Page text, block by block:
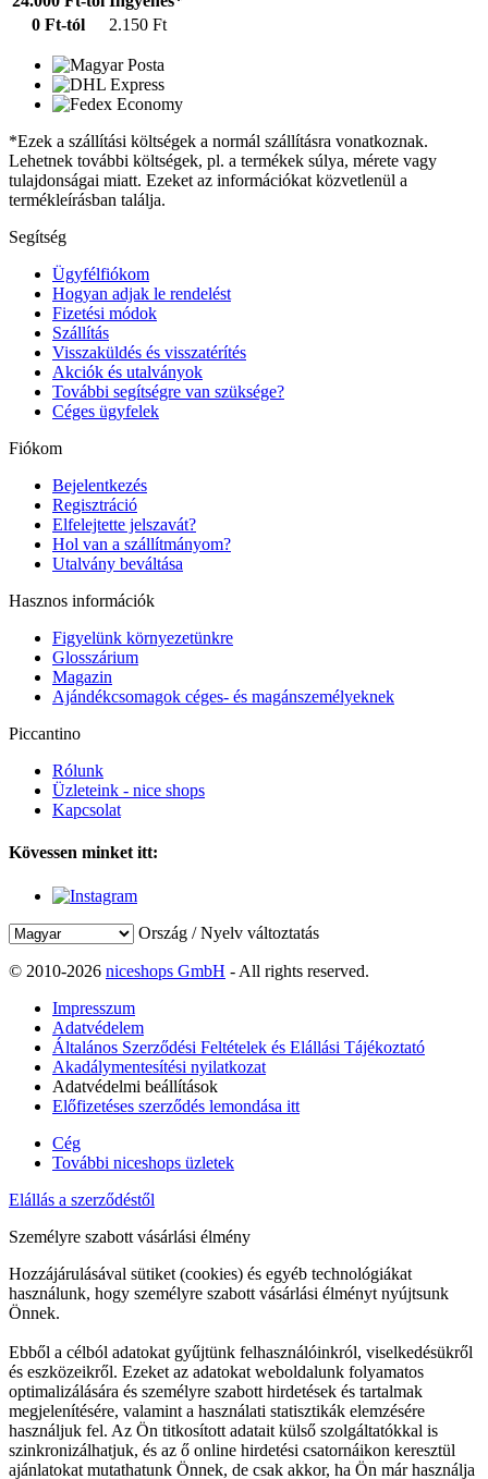
0 Ft-tól
2.150 Ft
*Ezek a szállítási költségek a normál szállításra vonatkoznak.
Lehetnek további költségek, pl. a termékek súlya, mérete vagy
tulajdonságai miatt. Ezeket az információkat közvetlenül a
termékleírásban találja.
Segítség
Ügyfélfiókom
Hogyan adjak le rendelést
Fizetési módok
Szállítás
Visszaküldés és visszatérítés
Akciók és utalványok
További segítségre van szüksége?
Céges ügyfelek
Fiókom
Bejelentkezés
Regisztráció
Elfelejtette jelszavát?
Hol van a szállítmányom?
Utalvány beváltása
Hasznos információk
Figyelünk környezetünkre
Glosszárium
Magazin
Ajándékcsomagok céges- és magánszemélyeknek
Piccantino
Rólunk
Üzleteink - nice shops
Kapcsolat
Kövessen minket itt:
Ország / Nyelv változtatás
© 2010-2026 niceshops GmbH - All rights reserved.
Impresszum
Adatvédelem
Általános Szerződési Feltételek és Elállási Tájékoztató
Akadálymentesítési nyilatkozat
Adatvédelmi beállítások
Előfizetéses szerződés lemondása itt
Cég
További niceshops üzletek
Elállás a szerződéstől
Személyre szabott vásárlási élmény
Hozzájárulásával sütiket (cookies) és egyéb technológiákat
használunk, hogy személyre szabott vásárlási élményt nyújtsunk
Önnek.
Ebből a célból adatokat gyűjtünk felhasználóinkról, viselkedésükről
és eszközeikről. Ezeket az adatokat weboldalunk folyamatos
optimalizálására és személyre szabott hirdetések és tartalmak
megjelenítésére, valamint a használati statisztikák elemzésére
használjuk fel. Az Ön titkosított adatait külső szolgáltatókkal is
szinkronizálhatjuk, és az ő online hirdetési csatornáikon keresztül
ajánlatokat mutathatunk Önnek, de csak akkor, ha Ön már használja